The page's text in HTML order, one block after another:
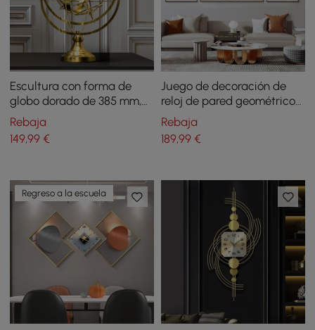
Escultura con forma de
globo dorado de 385 mm,
moderna figura
geométrica de metal,
decoración de mesa
Rebaja
149,99 €
Juego de decoración de
reloj de pared geométrico
de 3 piezas, pintura
moderna sobre lienzo, arte
de pared con marco de
Rebaja
189,99€
Regreso a la escuela